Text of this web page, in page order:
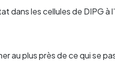
les cellules de DIPG à
au plus près de ce qui se